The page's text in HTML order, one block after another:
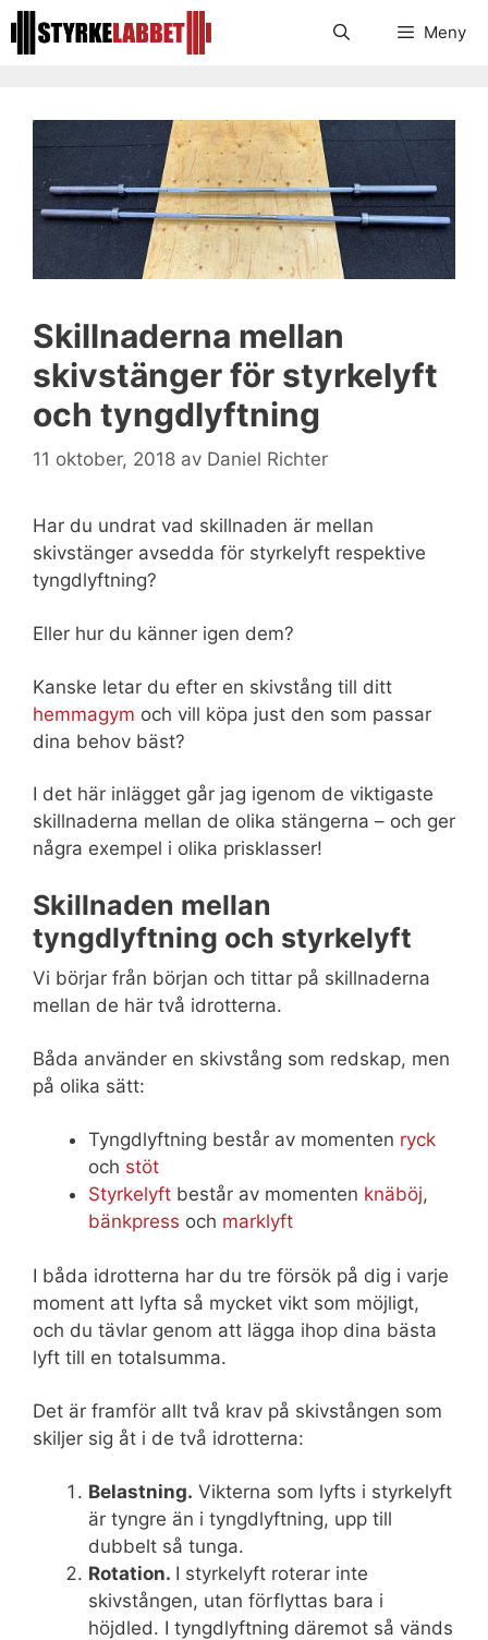
Hoppa
till
Meny
Skillnaderna mellan
skivstänger för styrkelyft
och tyngdlyftning
11 oktober, 2018 av Daniel Richter
Har du undrat vad skillnaden är mellan
skivstänger avsedda för styrkelyft respektive
tyngdlyftning?
Eller hur du känner igen dem?
Kanske letar du efter en skivstång till ditt
hemmagym och vill köpa just den som passar
dina behov bäst?
I det här inlägget går jag igenom de viktigaste
skillnaderna mellan de olika stängerna – och ger
några exempel i olika prisklasser!
Skillnaden mellan
tyngdlyftning och styrkelyft
Vi börjar från början och tittar på skillnaderna
mellan de här två idrotterna.
Båda använder en skivstång som redskap, men
på olika sätt:
Tyngdlyftning består av momenten ryck
och stöt
Styrkelyft består av momenten knäböj,
bänkpress och marklyft
I båda idrotterna har du tre försök på dig i varje
moment att lyfta så mycket vikt som möjligt,
och du tävlar genom att lägga ihop dina bästa
lyft till en totalsumma.
Det är framför allt två krav på skivstången som
skiljer sig åt i de två idrotterna:
Belastning. Vikterna som lyfts i styrkelyft
är tyngre än i tyngdlyftning, upp till
dubbelt så tunga.
Rotation. I styrkelyft roterar inte
skivstången, utan förflyttas bara i
höjdled. I tyngdlyftning däremot så vänds